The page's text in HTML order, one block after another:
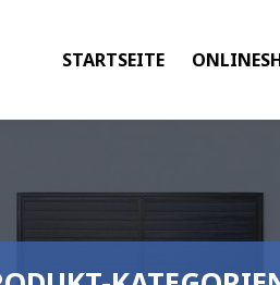
STARTSEITE